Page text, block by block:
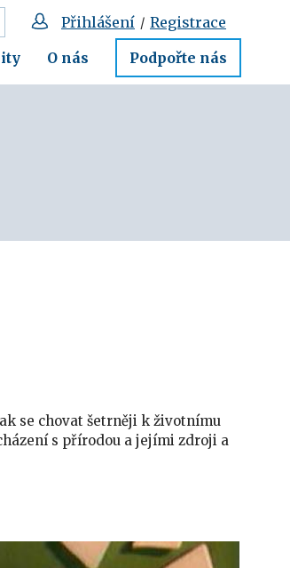
O nás Podpořte nás
Přihlášení / Registrace
se chovat šetrněji k životnímu
s přírodou a jejími zdroji a